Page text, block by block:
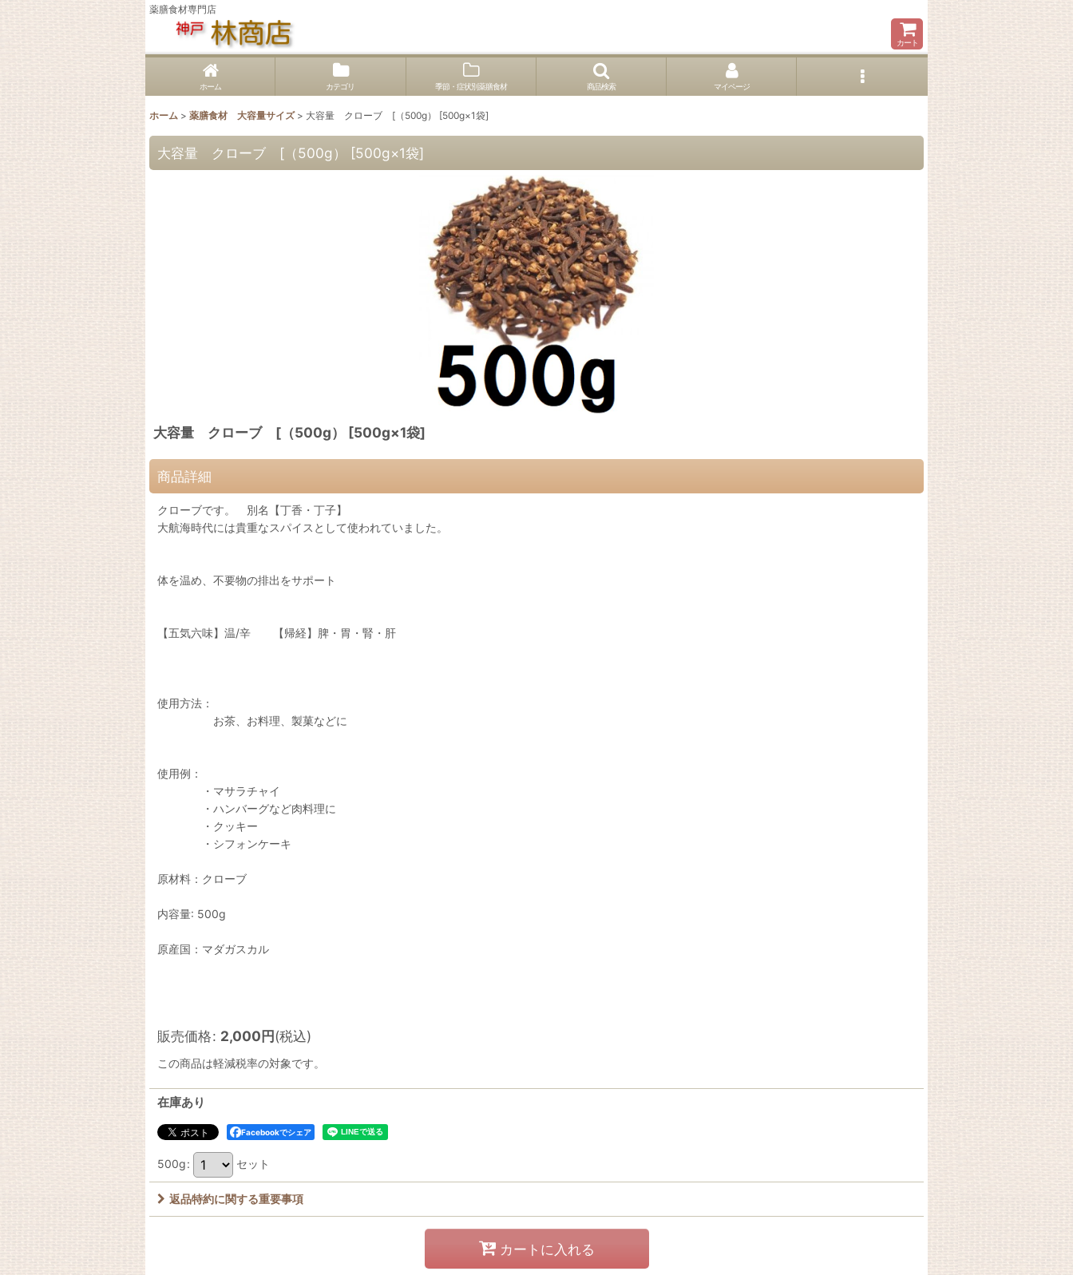
薬膳食材専門店
カート
ホーム カテゴリ 季節・症状別薬膳食材 商品検索 マイページ
ホーム > 薬膳食材 大容量サイズ > 大容量 クローブ [（500g） [500g×1袋]
大容量 クローブ [（500g） [500g×1袋]
大容量 クローブ [（500g） [500g×1袋]
商品詳細
クローブです。 別名【丁香・丁子】
大航海時代には貴重なスパイスとして使われていました。
体を温め、不要物の排出をサポート
【五気六味】温/辛 【帰経】脾・胃・腎・肝
使用方法：
お茶、お料理、製菓などに
使用例：
・マサラチャイ
・ハンバーグなど肉料理に
・クッキー
・シフォンケーキ
原材料：クローブ
内容量: 500g
原産国：マダガスカル
販売価格: 2,000円(税込)
この商品は軽減税率の対象です。
在庫あり
Facebookでシェア
500g: セット
返品特約に関する重要事項
カートに入れる